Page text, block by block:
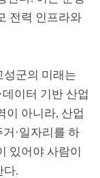
전력 인프라와
성군의 미래는
데이터 기반 산업
이 아니라, 산업
거 ·일자리를 하
있어야 사람이
다.